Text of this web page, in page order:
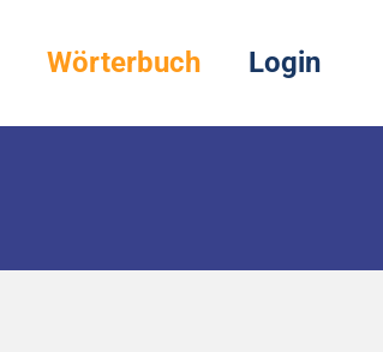
Wörterbuch Login